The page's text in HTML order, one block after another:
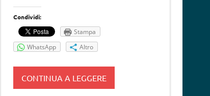
Condividi:
Stampa
WhatsApp
Altro
CONTINUA A LEGGERE